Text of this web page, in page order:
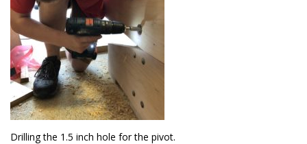
Drilling the 1.5 inch hole for the pivot.